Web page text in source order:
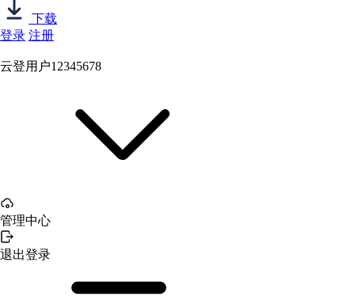
下载
登录 注册
云登用户12345678
管理中心
退出登录